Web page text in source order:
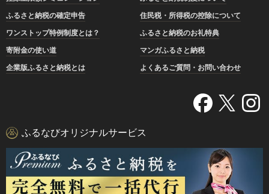
ふるさと納税の確定申告
住民税・所得税の控除について
ワンストップ特例制度とは？
ふるさと納税のお礼特典
寄附金の使い道
マンガふるさと納税
企業版ふるさと納税とは
よくあるご質問・お問い合わせ
ふるなびオリジナルサービス